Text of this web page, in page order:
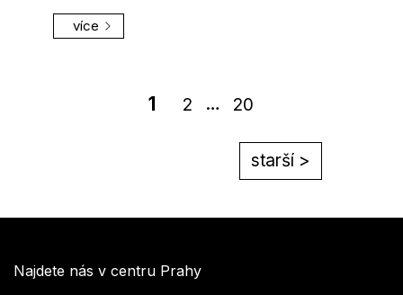
více
1 2 … 20
starší >
Najdete nás v centru Prahy